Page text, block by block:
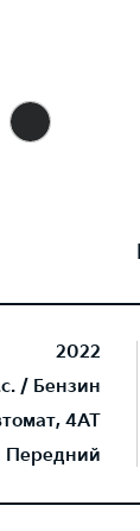
2022
/ Бензин
4AT
Передний